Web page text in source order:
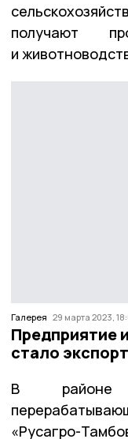
получают
и
Галерея 29 марта 2023,
Предприятие
стало
В районе
«Русагро-